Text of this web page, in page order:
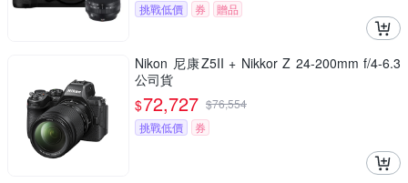
挑戰低價
券 贈品
Nikon 尼康Z5II + Nikkor Z 24-200mm f/4-6.3
公司貨
$72,727 $76,554
挑戰低價
券